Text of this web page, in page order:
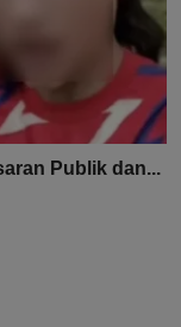
Publik dan...